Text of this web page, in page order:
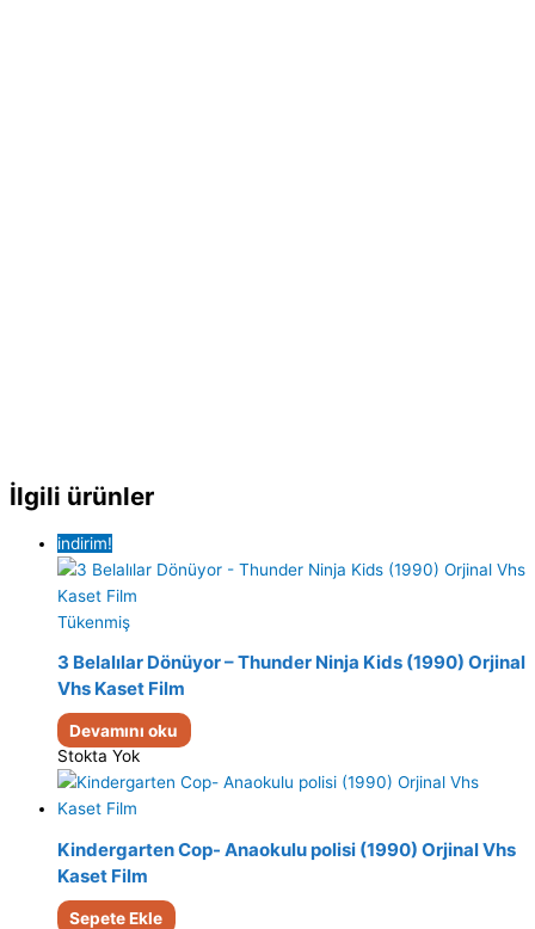
İlgili ürünler
indirim!
Tükenmiş
3 Belalılar Dönüyor – Thunder Ninja Kids (1990) Orjinal
Vhs Kaset Film
Devamını oku
Stokta Yok
Kindergarten Cop- Anaokulu polisi (1990) Orjinal Vhs
Kaset Film
Sepete Ekle